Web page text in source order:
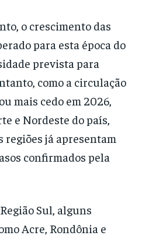
o crescimento das
para esta época do
prevista para
como a circulação
mais cedo em 2026,
e Nordeste do país,
regiões já apresentam
confirmados pela
Sul, alguns
Acre, Rondônia e